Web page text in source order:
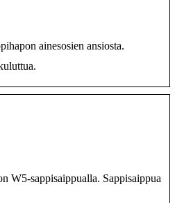
ainesosien ansiosta.
W5-sappisaippualla. Sappisaippua